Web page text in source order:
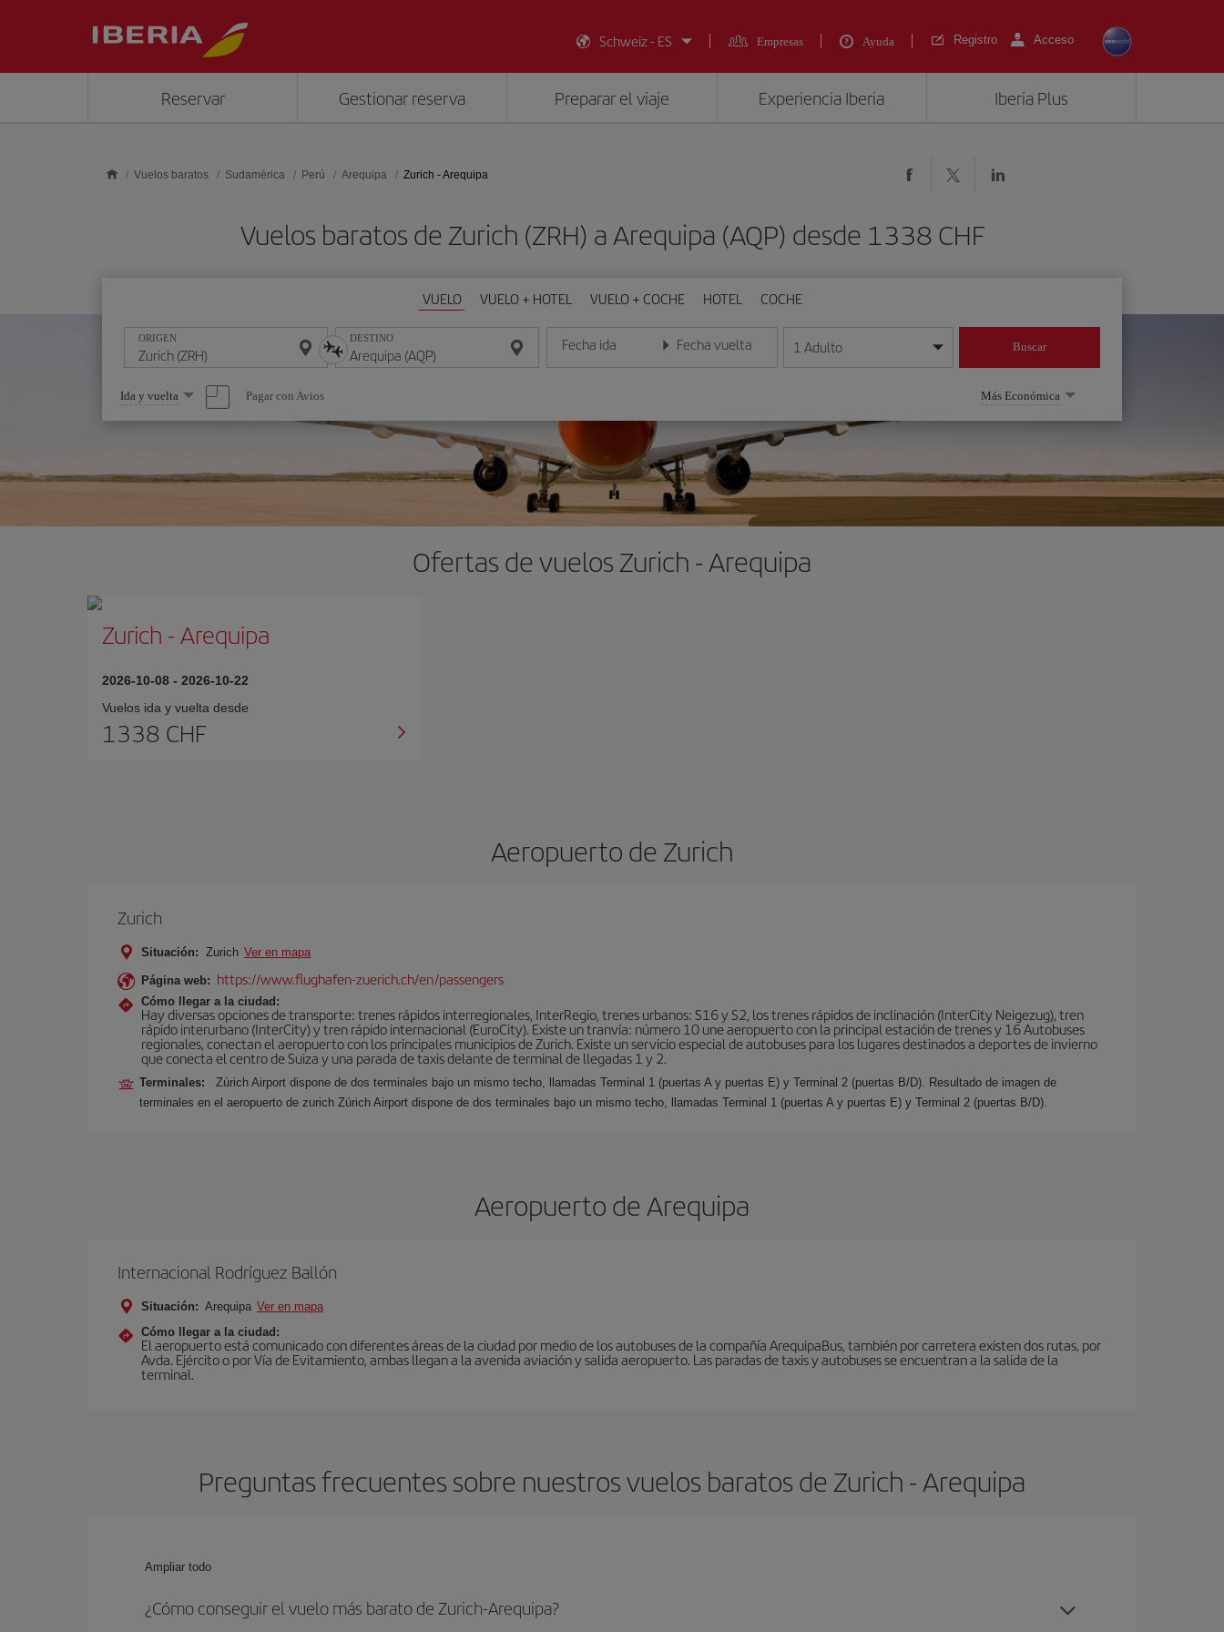
Schweiz - ES
Empresas Ayuda Registro Acceso
Reservar Gestionar reserva Preparar el viaje Experiencia Iberia Iberia Plus
Vuelos baratos Sudamérica Perú Arequipa Zurich - Arequipa
Vuelos baratos de Zurich (ZRH) a Arequipa (AQP) desde 1338 CHF
VUELO VUELO + HOTEL VUELO + COCHE HOTEL COCHE
ORIGEN DESTINO Fecha ida
Introduce la fecha en formato día/mes/año
Fecha vuelta
Introduce la fecha en formato día/mes/año
1 Adulto Buscar
Seleccione
una
opción
Ida y vuelta Pagar con Avios Más Económica
Ofertas de vuelos Zurich - Arequipa
Zurich -Arequipa
2026-10-08 - 2026-10-22
Vuelos ida y vuelta desde
1338 CHF
Aeropuerto de Zurich
Zurich
Situación: Zurich Ver en mapa
Página web: https://www.flughafen-zuerich.ch/en/passengers
Cómo llegar a la ciudad:
Hay diversas opciones de transporte: trenes rápidos interregionales, InterRegio, trenes urbanos: S16 y S2, los trenes rápidos de inclinación (InterCity Neigezug), tren
rápido interurbano (InterCity) y tren rápido internacional (EuroCity). Existe un tranvía: número 10 une aeropuerto con la principal estación de trenes y 16 Autobuses
regionales, conectan el aeropuerto con los principales municipios de Zurich. Existe un servicio especial de autobuses para los lugares destinados a deportes de invierno
que conecta el centro de Suiza y una parada de taxis delante de terminal de llegadas 1 y 2.
Terminales:
Zúrich Airport dispone de dos terminales bajo un mismo techo, llamadas Terminal 1 (puertas A y puertas E) y Terminal 2 (puertas B/D). Resultado de imagen de
terminales en el aeropuerto de zurich Zúrich Airport dispone de dos terminales bajo un mismo techo, llamadas Terminal 1 (puertas A y puertas E) y Terminal 2 (puertas B/D).
Aeropuerto de Arequipa
Internacional Rodríguez Ballón
Situación: Arequipa Ver en mapa
Cómo llegar a la ciudad:
El aeropuerto está comunicado con diferentes áreas de la ciudad por medio de los autobuses de la compañía ArequipaBus, también por carretera existen dos rutas, por
Avda. Ejército o por Vía de Evitamiento, ambas llegan a la avenida aviación y salida aeropuerto. Las paradas de taxis y autobuses se encuentran a la salida de la
terminal.
Preguntas frecuentes sobre nuestros vuelos baratos de Zurich - Arequipa
Ampliar todo
¿Cómo conseguir el vuelo más barato de Zurich-Arequipa?